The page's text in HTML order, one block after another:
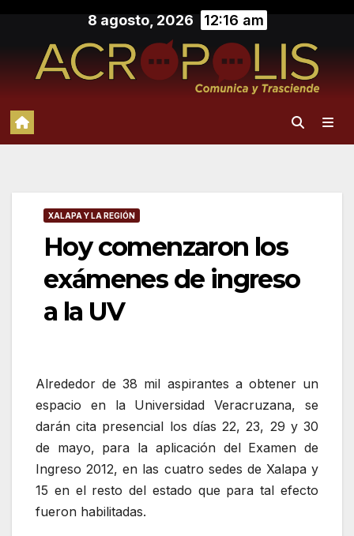
contenido
8 agosto, 2026 12:16 am
XALAPA Y LA REGIÓN
Hoy comenzaron los
exámenes de ingreso
a la UV
Alrededor de 38 mil aspirantes a obtener un
espacio en la Universidad Veracruzana, se
darán cita presencial los días 22, 23, 29 y 30
de mayo, para la aplicación del Examen de
Ingreso 2012, en las cuatro sedes de Xalapa y
15 en el resto del estado que para tal efecto
fueron habilitadas.